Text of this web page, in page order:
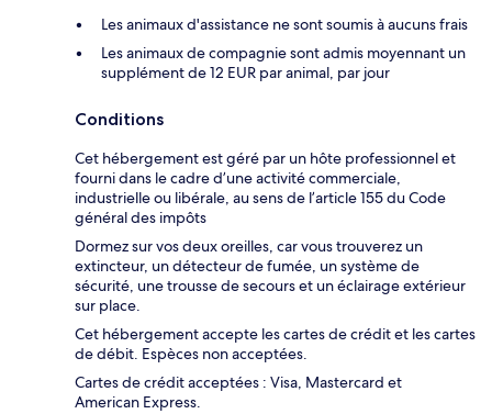
Les animaux d'assistance ne sont soumis à aucuns frais
Les animaux de compagnie sont admis moyennant un
supplément de 12 EUR par animal, par jour
Conditions
Cet hébergement est géré par un hôte professionnel et
fourni dans le cadre d’une activité commerciale,
industrielle ou libérale, au sens de l’article 155 du Code
général des impôts
Dormez sur vos deux oreilles, car vous trouverez un
extincteur, un détecteur de fumée, un système de
sécurité, une trousse de secours et un éclairage extérieur
sur place.
Cet hébergement accepte les cartes de crédit et les cartes
de débit. Espèces non acceptées.
Cartes de crédit acceptées : Visa, Mastercard et
American Express.